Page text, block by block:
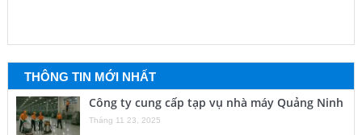
THÔNG TIN MỚI NHẤT
Công ty cung cấp tạp vụ nhà máy Quảng Ninh
Tháng 11 23, 2025